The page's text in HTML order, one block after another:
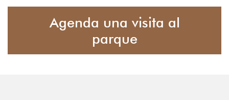
Agenda una visita al
parque